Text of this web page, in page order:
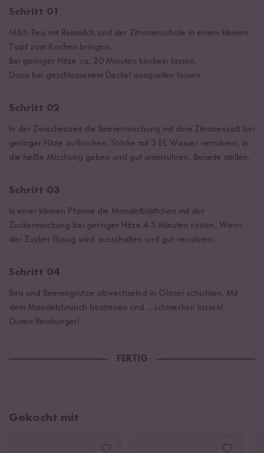
Schritt 01
Milch Reis mit Reismilch und der Zitronenschale in einem kleinen
Topf zum Kochen bringen.
Bei geringer Hitze ca. 20 Minuten köcheln lassen.
Dann bei geschlossenem Deckel ausquellen lassen.
Schritt 02
In der Zwischenzeit die Beerenmischung mit dem Zitronensaft bei
geringer Hitze aufkochen. Stärke mit 3 EL Wasser verrühren, in
die heiße Mischung geben und gut unterrühren. Beiseite stellen.
Schritt 03
In einer kleinen Pfanne die Mandelblättchen mit der
Zuckermischung bei geringer Hitze 4-5 Minuten rösten. Wenn
der Zucker flüssig wird ausschalten und gut verrühren.
Schritt 04
Reis und Beerengrütze abwechselnd in Gläser schichten. Mit
dem Mandelchrunch bestreuen und ...schmecken lassen!
Guten Reishunger!
FERTIG
Gekocht mit